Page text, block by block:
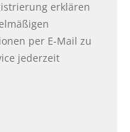
erklären
per E-Mail zu
jederzeit